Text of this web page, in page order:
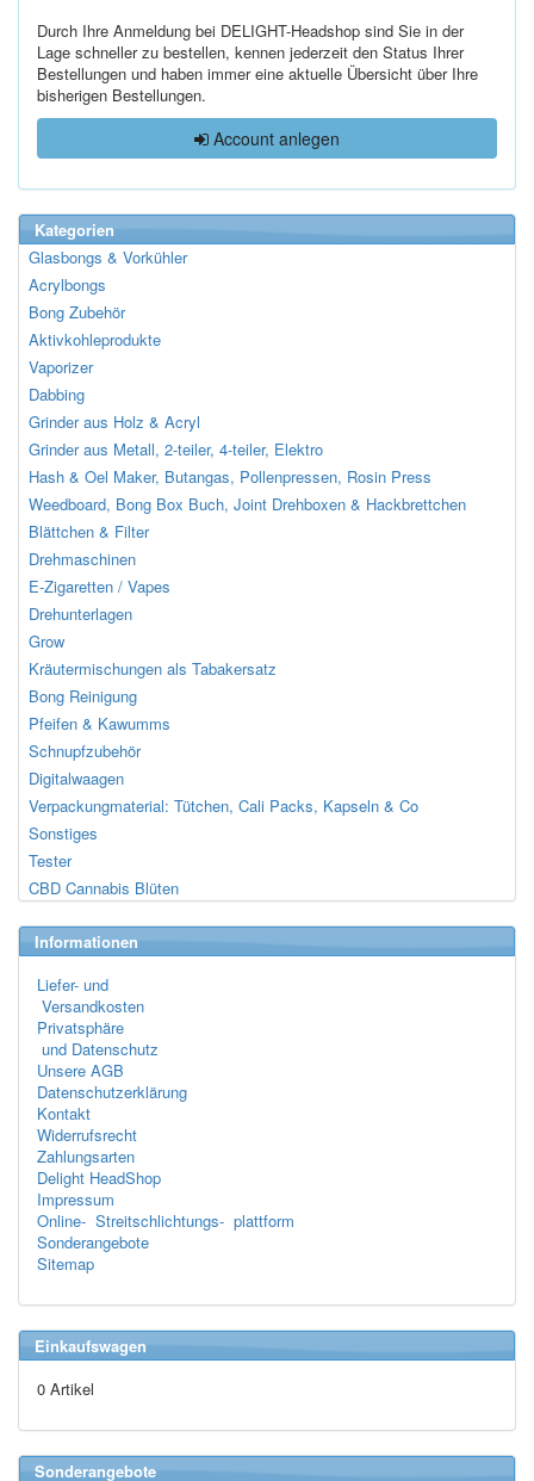
Durch Ihre Anmeldung bei DELIGHT-Headshop sind Sie in der
Lage schneller zu bestellen, kennen jederzeit den Status Ihrer
Bestellungen und haben immer eine aktuelle Übersicht über Ihre
bisherigen Bestellungen.
Account anlegen
Kategorien
Glasbongs & Vorkühler
Acrylbongs
Bong Zubehör
Aktivkohleprodukte
Vaporizer
Dabbing
Grinder aus Holz & Acryl
Grinder aus Metall, 2-teiler, 4-teiler, Elektro
Hash & Oel Maker, Butangas, Pollenpressen, Rosin Press
Weedboard, Bong Box Buch, Joint Drehboxen & Hackbrettchen
Blättchen & Filter
Drehmaschinen
E-Zigaretten / Vapes
Drehunterlagen
Grow
Kräutermischungen als Tabakersatz
Bong Reinigung
Pfeifen & Kawumms
Schnupfzubehör
Digitalwaagen
Verpackungmaterial: Tütchen, Cali Packs, Kapseln & Co
Sonstiges
Tester
CBD Cannabis Blüten
Informationen
Liefer- und
Versandkosten
Privatsphäre
und Datenschutz
Unsere AGB
Datenschutzerklärung
Kontakt
Widerrufsrecht
Zahlungsarten
Delight HeadShop
Impressum
Online- Streitschlichtungs- plattform
Sonderangebote
Sitemap
Einkaufswagen
0 Artikel
Sonderangebote